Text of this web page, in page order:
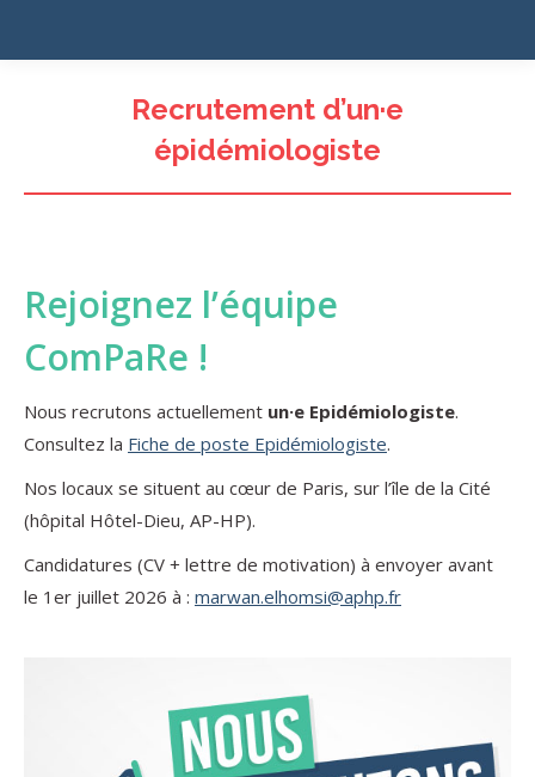
Recrutement d’un·e
épidémiologiste
Rejoignez l’équipe
ComPaRe !
Nous recrutons actuellement un·e Epidémiologiste.
Consultez la Fiche de poste Epidémiologiste.
Nos locaux se situent au cœur de Paris, sur l’île de la Cité
(hôpital Hôtel-Dieu, AP-HP).
Candidatures (CV + lettre de motivation) à envoyer avant
le 1er juillet 2026 à : marwan.elhomsi@aphp.fr